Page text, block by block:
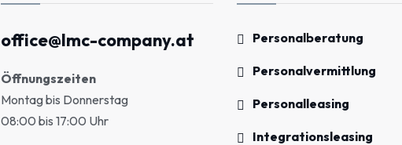
office@lmc-company.at
Öffnungszeiten
Montag bis Donnerstag
08:00 bis 17:00 Uhr
Personalberatung
Personalvermittlung
Personalleasing
Integrationsleasing